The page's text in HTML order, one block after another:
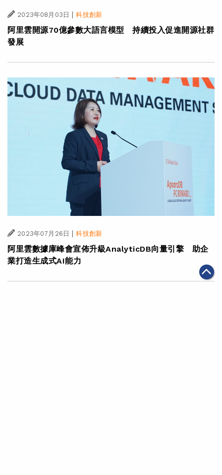
2023年08月03日 | 科技創新
阿里雲開源70億參數大語言模型 持續投入促進開源社群
發展
2023年07月26日 | 科技創新
阿里雲數據庫峰會宣佈升級AnalyticDB向量引擎 助企
業打造生成式AI能力